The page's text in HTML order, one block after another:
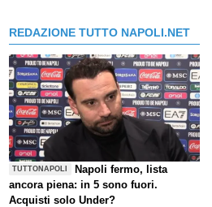
REDAZIONE TUTTO NAPOLI.NET
TUTTONAPOLI
Napoli fermo, lista
ancora piena: in 5 sono fuori.
Acquisti solo Under?